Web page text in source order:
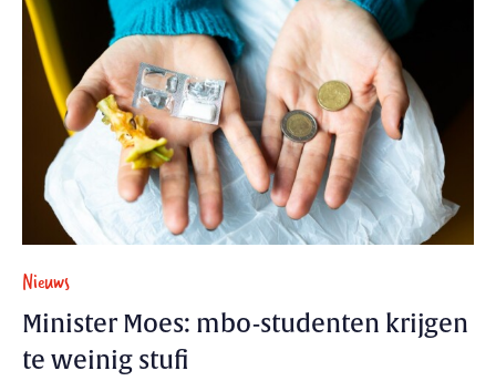
Nieuws
Minister Moes: mbo-studenten krijgen
te weinig stufi